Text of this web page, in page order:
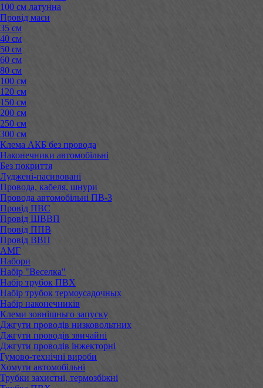
100 см латунна
Провід маси
35 см
40 см
50 см
60 см
80 см
100 см
120 см
150 см
200 см
250 см
300 см
Клема АКБ без провода
Наконечники автомобільні
Без покриття
Луджені-пасивовані
Провода, кабеля, шнури
Провода автомобільні ПВ-3
Провід ПВС
Провід ШВВП
Провід ППВ
Провід ВВП
АМГ
Набори
Набір "Веселка"
Набір трубок ПВХ
Набір трубок термоусадочных
Набір наконечників
Клеми зовнішньго запуску
Джгути проводів низковольтних
Джгути проводів звичайні
Джгути проводів інжекторні
Гумово-технічні вироби
Хомути автомобільні
Трубки захистні, термозбіжні